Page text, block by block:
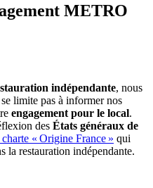
METRO
indépendante, nous
limite pas à informer nos
engagement pour le local.
des États généraux de
« Origine France » qui
la restauration indépendante.